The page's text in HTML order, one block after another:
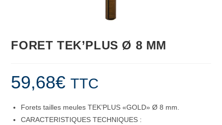
FORET TEK’PLUS Ø 8 MM
59,68€ TTC
Forets tailles meules TEK’PLUS «GOLD» Ø 8 mm.
CARACTERISTIQUES TECHNIQUES :